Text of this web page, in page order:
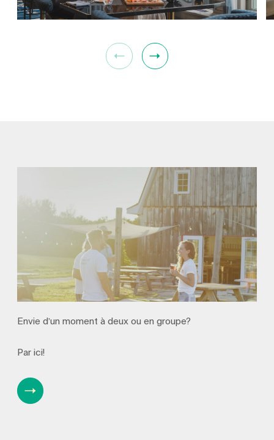
Envie d’un moment à deux ou en groupe?
Par ici!